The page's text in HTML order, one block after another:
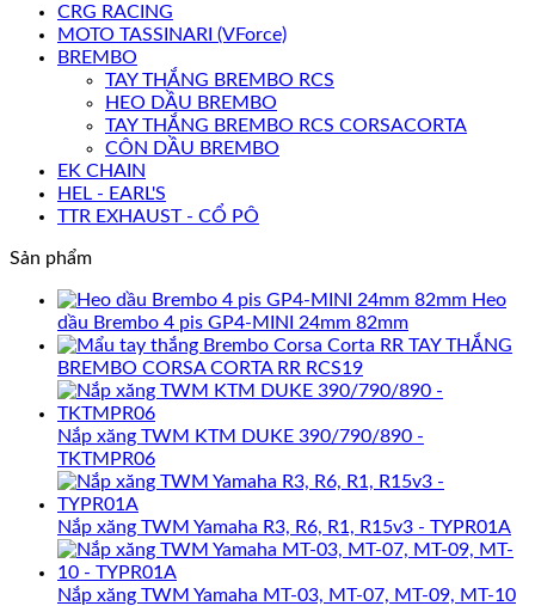
CRG RACING
MOTO TASSINARI (VForce)
BREMBO
TAY THẮNG BREMBO RCS
HEO DẦU BREMBO
TAY THẮNG BREMBO RCS CORSACORTA
CÔN DẦU BREMBO
EK CHAIN
HEL - EARL'S
TTR EXHAUST - CỔ PÔ
Sản phẩm
Heo
dầu Brembo 4 pis GP4-MINI 24mm 82mm
TAY THẮNG
BREMBO CORSA CORTA RR RCS19
Nắp xăng TWM KTM DUKE 390/790/890 -
TKTMPR06
Nắp xăng TWM Yamaha R3, R6, R1, R15v3 - TYPR01A
Nắp xăng TWM Yamaha MT-03, MT-07, MT-09, MT-10